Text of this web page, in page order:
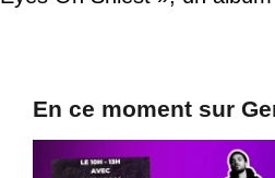
En ce moment sur